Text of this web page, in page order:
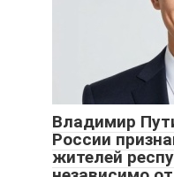
Владимир
России
жителей